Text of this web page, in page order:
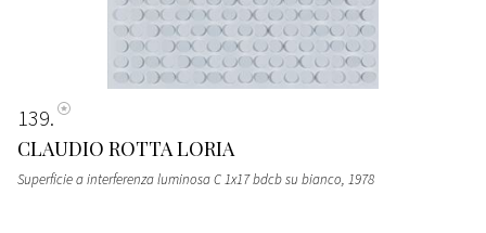
139
CLAUDIO ROTTA LORIA
Superficie a interferenza luminosa C 1x17 bdcb su bianco, 1978